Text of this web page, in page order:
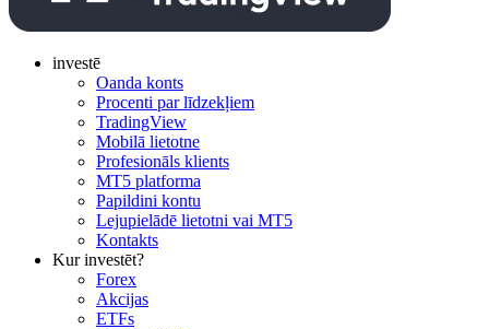
investē
Oanda konts
Procenti par līdzekļiem
TradingView
Mobilā lietotne
Profesionāls klients
MT5 platforma
Papildini kontu
Lejupielādē lietotni vai MT5
Kontakts
Kur investēt?
Forex
Akcijas
ETFs